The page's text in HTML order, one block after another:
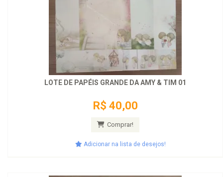
LOTE DE PAPÉIS GRANDE DA AMY & TIM 01
R$ 40,00
Comprar!
Adicionar na lista de desejos!